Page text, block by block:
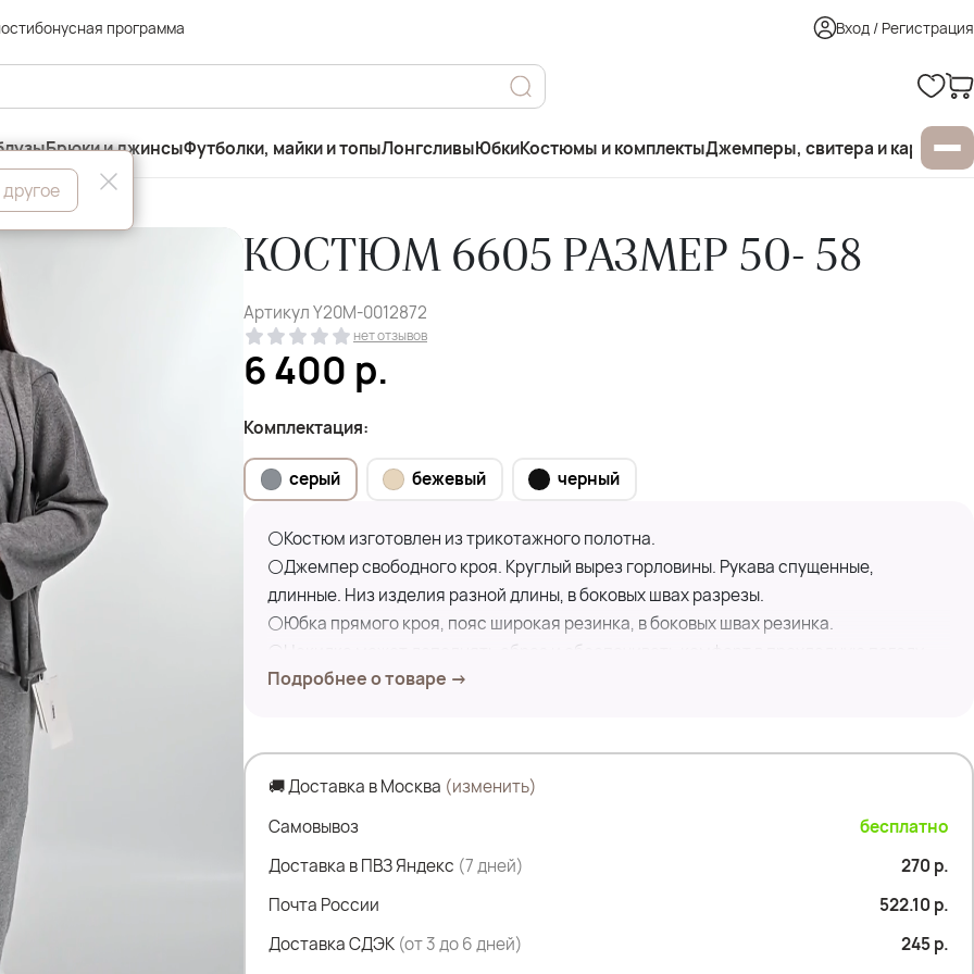
бонусная программа Вход / Регистрация
Брюки и джинсыФутболки, майки и топыЛонгсливыЮбкиКостюмы и комплектыДжемперы, свитера и
КОСТЮМ 6605 РАЗМЕР 50- 58
АртикулY20M-0012872
нет отзывов
6 400 р.
Комплектация:
серый бежевый черный
⚪Костюм изготовлен из трикотажного полотна.
⚪Джемпер свободного кроя. Круглый вырез горловины. Рукава спущенные,
длинные. Низ изделия разной длины, в боковых швах разрезы.
⚪Юбка прямого кроя, пояс широкая резинка, в боковых швах резинка.
⚪Накидка может дополнять образ и обеспечивать комфорт в прохладную погоду,
оставаясь при этом стильным акцентом.
ПОГ- 66 см
ПОБ- 70 см
Дл.рукава- 71 см
низ:
ПОТ- 54см; ПОБ- 53см; длина- 89см
Подробнее о товаре →
🚚 Доставка в Москва (изменить)
Самовывоз
бесплатно
Доставка в ПВЗ Яндекс (7 дней)
270 р.
Почта России
522.10 р.
Доставка СДЭК (от 3 до 6 дней)
245 р.